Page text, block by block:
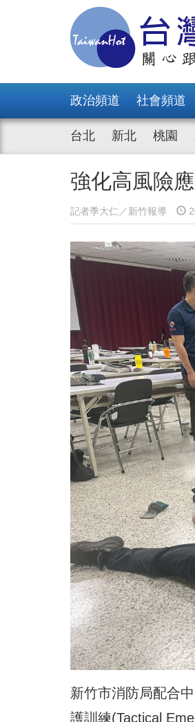
政治頻道 社會頻道
台北 新北 桃園
強化高風險
記者季大仁／新竹報導
新竹市消防局配合
護訓練(Tactical